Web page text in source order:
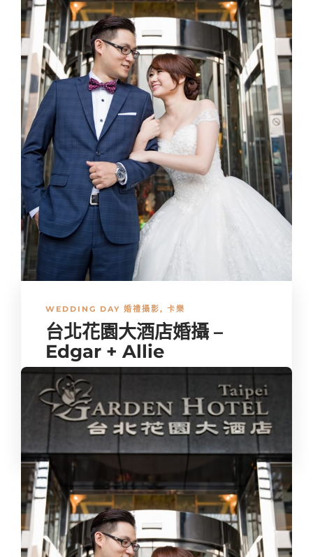
WEDDING DAY 婚禮攝影, 卡樂
台北花園大酒店婚攝 –
Edgar + Allie
拍攝前得知新人也有在玩攝影，而且也拍得很厲害，卡樂可
以當新人的婚攝有種被肯定的感覺，拍攝當天新人特地空出
了一個多小時的時間，讓卡樂在「台北花園大酒店」內拍攝
類婚...